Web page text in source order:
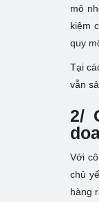
mô
kiệm
quy
Tại
vẫn
2/
Với
chủ
hàng